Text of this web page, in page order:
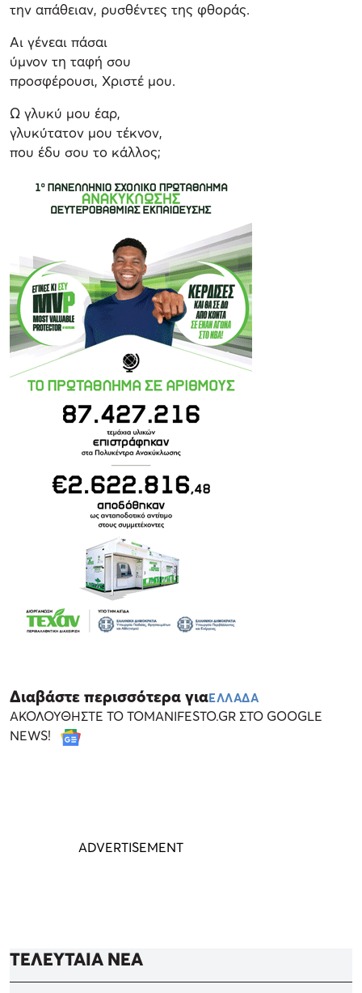
την απάθειαν, ρυσθέντες της φθοράς.
Αι γένεαι πάσαι
ύμνον τη ταφή σου
προσφέρουσι, Χριστέ μου.
Ω γλυκύ μου έαρ,
γλυκύτατον μου τέκνον,
που έδυ σου το κάλλος;
Διαβάστε περισσότερα γιαΕΛΛΑΔΑ
ΑΚΟΛΟΥΘΗΣΤΕ ΤΟ TOMANIFESTO.GR ΣΤΟ GOOGLE
NEWS!
ΤΕΛΕΥΤΑΙΑ ΝΕΑ